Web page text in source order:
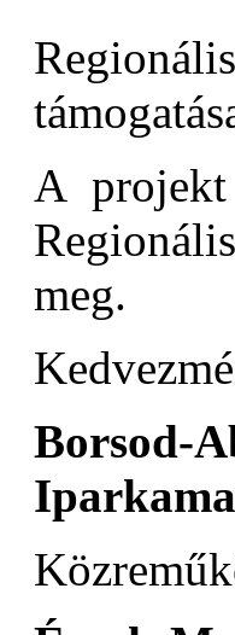
A
meg.
Borsod-